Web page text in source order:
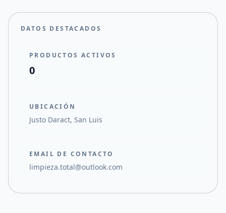
DATOS DESTACADOS
PRODUCTOS ACTIVOS
0
UBICACIÓN
Justo Daract, San Luis
EMAIL DE CONTACTO
limpieza.total@outlook.com